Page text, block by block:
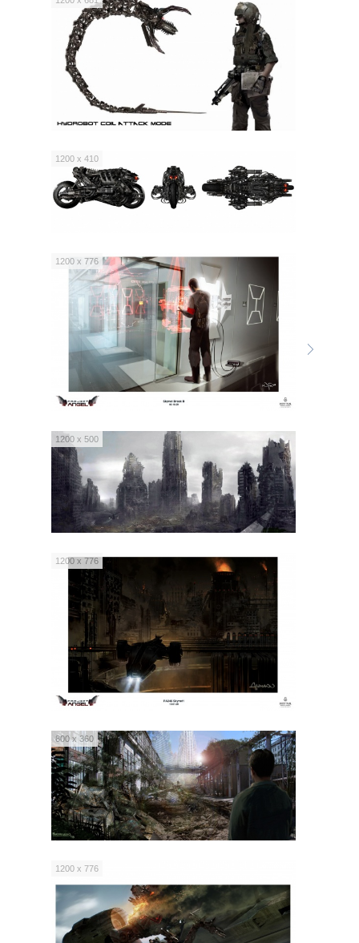
1200 x 410
1200 x 776
1200 x 500
1200 x 776
800 x 360
1200 x 776